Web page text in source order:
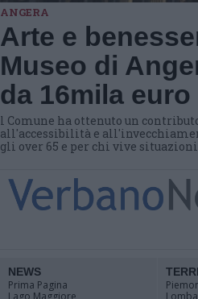
ANGERA
Arte e
Museo di
da 16mila euro
l Comune ha ottenuto un
all'accessibilità e
gli over 65 e per chi vive
NEWS
Prima Pagina
Lago Maggiore